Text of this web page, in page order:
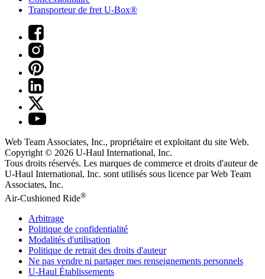
Transporteur de fret U-Box®
Web Team Associates, Inc., propriétaire et exploitant du site Web.
Copyright © 2026 U-Haul International, Inc.
Tous droits réservés. Les marques de commerce et droits d'auteur de
U-Haul International, Inc. sont utilisés sous licence par Web Team
Associates, Inc.
Air-Cushioned Ride®
Arbitrage
Politique de confidentialité
Modalités d'utilisation
Politique de retrait des droits d'auteur
Ne pas vendre ni partager mes renseignements personnels
U-Haul Établissements